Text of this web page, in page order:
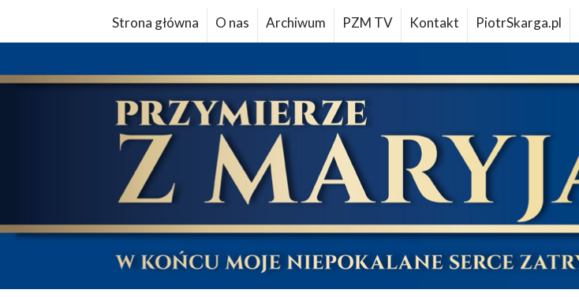
Strona główna O nas Archiwum PZM TV Kontakt PiotrSkarga.pl